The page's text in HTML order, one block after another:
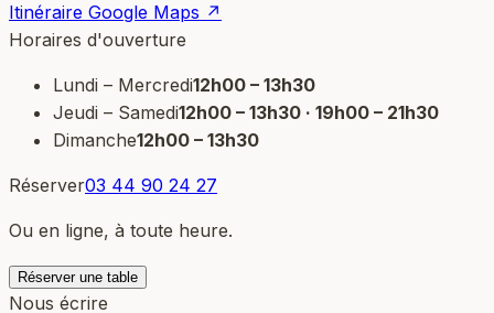
Itinéraire Google Maps ↗
Horaires d'ouverture
Lundi – Mercredi12h00 – 13h30
Jeudi – Samedi12h00 – 13h30 · 19h00 – 21h30
Dimanche12h00 – 13h30
Réserver03 44 90 24 27
Ou en ligne, à toute heure.
Réserver une table
Nous écrire